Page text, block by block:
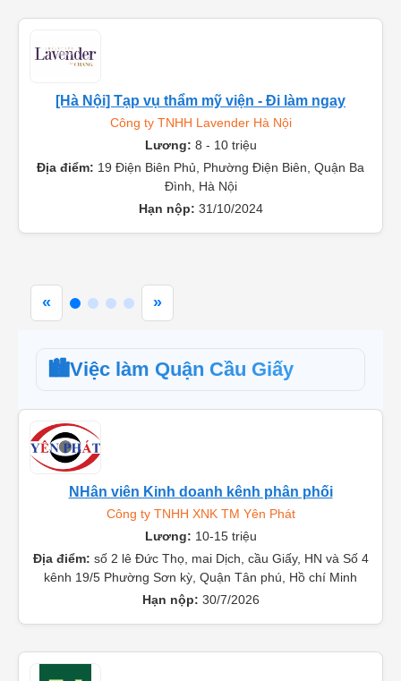
[Hà Nội] Tạp vụ thẩm mỹ viện - Đi làm ngay
Công ty TNHH Lavender Hà Nội
Lương:8 - 10 triệu
19 Điện Biên Phủ, Phường Điện Biên, Quận Ba
Đình, Hà Nội
Hạn nộp:31/10/2024
🏙️Việc làm Quận Cầu Giấy
NHân viên Kinh doanh kênh phân phối
Công ty TNHH XNK TM Yên Phát
Lương: 10-15 triệu
Địa điểm:số 2 lê Đức Thọ, mai Dịch, cầu Giấy, HN và Số 4
kênh 19/5 Phường Sơn kỳ, Quận Tân phú, Hồ chí Minh
Hạn nộp:30/7/2026